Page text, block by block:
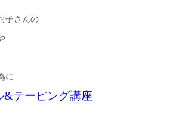
子さんの
に
&テーピング講座